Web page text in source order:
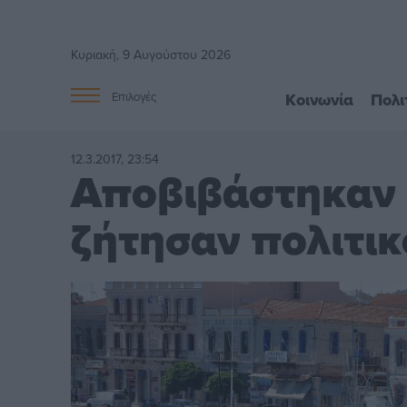
Κυριακή, 9 Αυγούστου 2026
Επιλογές Κοινωνία
12.3.2017, 23:54
Αποβιβάστηκαν
ζήτησαν